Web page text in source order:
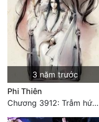
3 năm trước
Phi Thiên
Chương 3912: Trẫm hứa đời này ngươi vừa lòng thỏa ý (1)